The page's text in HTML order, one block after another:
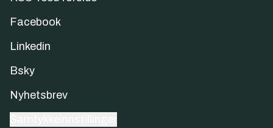
Facebook
Linkedin
Bsky
Nyhetsbrev